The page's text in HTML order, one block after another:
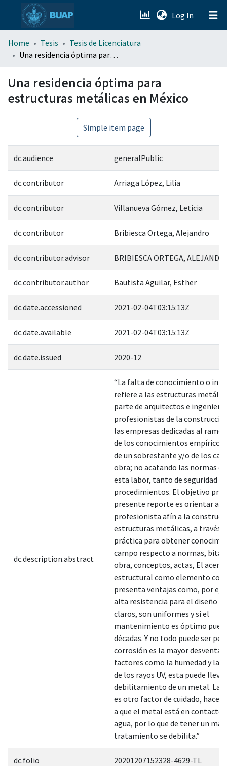
Log In (current)
menu.section.about_menu
Home Tesis
Tesis de Licenciatura
Una residencia óptima para estructuras metálicas en México
Una residencia óptima para
estructuras metálicas en México
Simple item page
dc.audience generalPublic
dc.contributor Arriaga López, Lilia
dc.contributor Villanueva Gómez, Leticia
dc.contributor Bribiesca Ortega, Alejandro
dc.contributor.advisor BRIBIESCA ORTEGA,
dc.contributor.author Bautista Aguilar, Esther
dc.date.accessioned 2021-02-04T03:15:13Z
dc.date.available 2021-02-04T03:15:13Z
dc.date.issued 2020-12
dc.description.abstract
“La falta de conocimiento o
refiere a las estructuras
parte de arquitectos e
profesionistas de la
las empresas dedicadas al ramo
de los conocimientos empíricos
de un sobrestante y/o de los
obra; no acatando las normas
esta labor, tanto de seguridad
procedimientos. El objetivo
presente reporte es orientar al
profesionista afín a la
estructuras metálicas, a través
práctica para obtener
campo respecto a normas,
obra, conceptos, actas, El acero
estructural como elemento
presenta ventajas como, por
alta resistencia para el diseño
claros, son uniformes y si el
mantenimiento es óptimo
décadas. Y no todo puede ser
corrosión es la mayor
factores como la humedad y la
de los rayos UV, esta puede
debilitamiento de un metal. La
es otro factor de cuidado, hace
a que el metal está en contacto
agua, por lo que de tener un mal
tratamiento se debilita.”
dc.folio 20201207152328-4629-TL